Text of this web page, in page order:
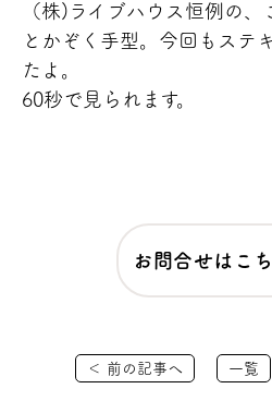
（株)ライブハウス恒例の、
とかぞく手型。今回もステ
たよ。
60秒で見られます。
お問合せは
＜ 前の記事へ 一覧